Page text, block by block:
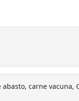
abasto, carne vacuna,